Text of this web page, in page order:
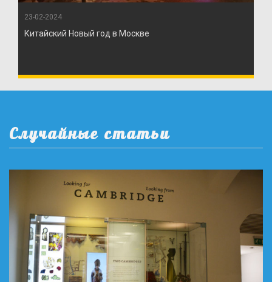
23-02-2024
Китайский Новый год в Москве
Случайные статьи